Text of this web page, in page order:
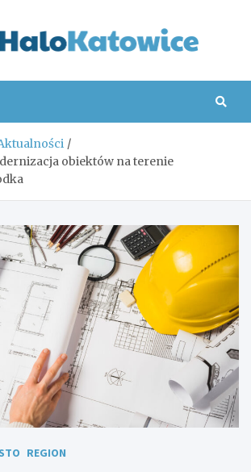
obiektów na terenie
REGION